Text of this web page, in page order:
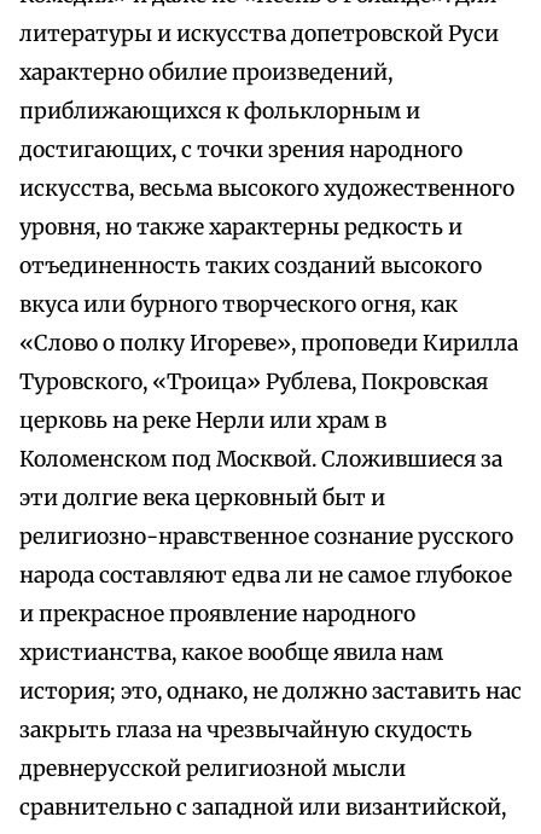
литературы и искусства допетровской Руси
характерно обилие произведений,
приближающихся к фольклорным и
достигающих, с точки зрения народного
искусства, весьма высокого художественного
уровня, но также характерны редкость и
отъединенность таких созданий высокого
вкуса или бурного творческого огня, как
«Слово о полку Игореве», проповеди Кирилла
Туровского, «Троица» Рублева, Покровская
церковь на реке Нерли или храм в
Коломенском под Москвой. Сложившиеся за
эти долгие века церковный быт и
религиозно-нравственное сознание русского
народа составляют едва ли не самое глубокое
и прекрасное проявление народного
христианства, какое вообще явила нам
история; это, однако, не должно заставить нас
закрыть глаза на чрезвычайную скудость
древнерусской религиозной мысли
сравнительно с западной или византийской,